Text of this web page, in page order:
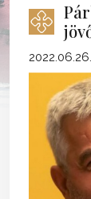
2022.06.26.